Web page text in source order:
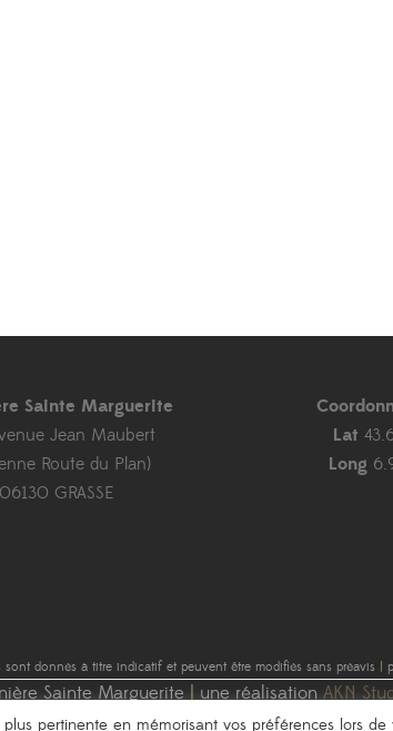
Sainte Marguerite
Jean Maubert
Route du Plan)
06130 GRASSE
Lat
Long
sont donnés à titre indicatif et peuvent être modifiés sans préavis |
Sainte Marguerite une réalisation AKN
pertinente en mémorisant vos préférences lors de